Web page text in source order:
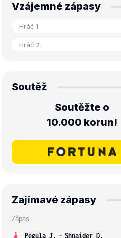
Vzájemné zápasy
Soutěž
Soutěžte o
10.000 korun!
Zajímavé zápasy
Zápas
Pegula J. - Shnaider D.